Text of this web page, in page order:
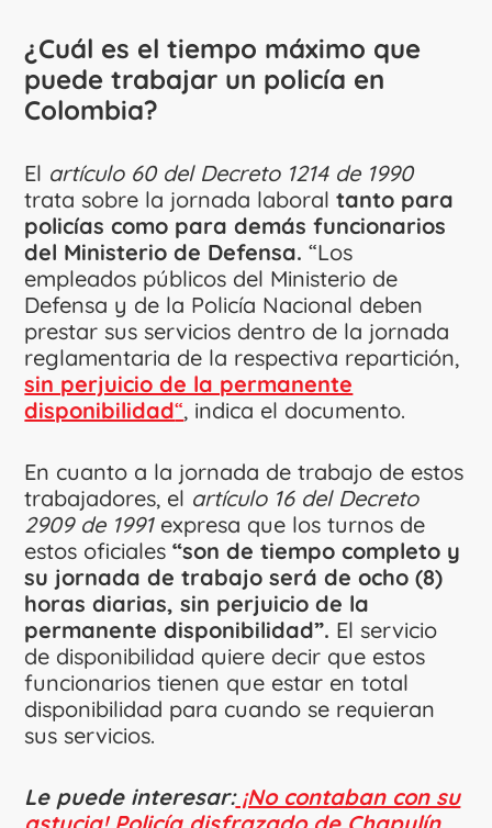
¿Cuál es el tiempo máximo que
puede trabajar un policía en
Colombia?
El artículo 60 del Decreto 1214 de 1990
trata sobre la jornada laboral tanto para
policías como para demás funcionarios
del Ministerio de Defensa. “Los
empleados públicos del Ministerio de
Defensa y de la Policía Nacional deben
prestar sus servicios dentro de la jornada
reglamentaria de la respectiva repartición,
sin perjuicio de la permanente
disponibilidad“, indica el documento.
En cuanto a la jornada de trabajo de estos
trabajadores, el artículo 16 del Decreto
2909 de 1991expresa que los turnos de
estos oficiales“son de tiempo completo y
su jornada de trabajo será de ocho (8)
horas diarias, sin perjuicio de la
permanente disponibilidad”. El servicio
de disponibilidad quiere decir que estos
funcionarios tienen que estar en total
disponibilidad para cuando se requieran
sus servicios.
Le puede interesar:¡No contaban con su